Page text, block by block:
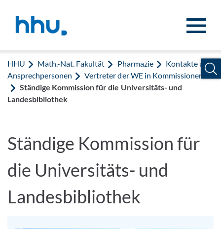
HHU Math.-Nat. Fakultät Pharmazie
Kontakte und
Ansprechpersonen
Vertreter der WE in Kommissionen
Ständige Kommission für die Universitäts- und
Landesbibliothek
Ständige Kommission für
die Universitäts- und
Landesbibliothek